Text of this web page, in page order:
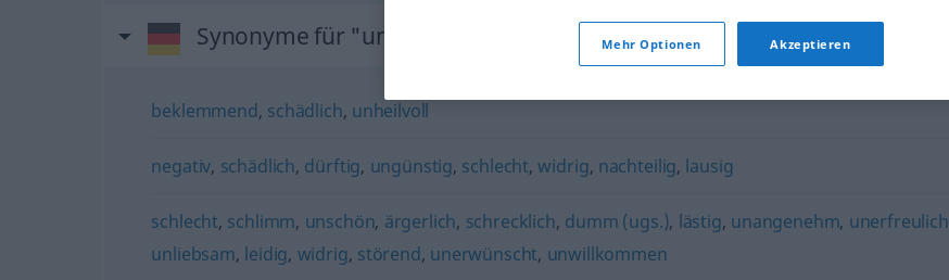
Synonyme für "ungut"
beklemmend, schädlich, unheilvoll
negativ, schädlich, dürftig, ungünstig, schlecht,widrig, nachteilig, lausig
schlecht, schlimm, unschön, ärgerlich, schrecklich, dumm (ugs.), lästig, unangenehm, unerfreulich
unliebsam, leidig, widrig, störend, unerwünscht, unwillkommen
Mehr Optionen Akzeptieren